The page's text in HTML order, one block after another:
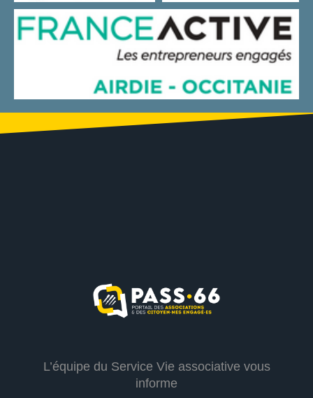
L’équipe du Service Vie associative vous
informe